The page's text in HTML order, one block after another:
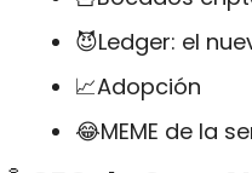
😈Ledger: el
📈Adopción
😂MEME de la